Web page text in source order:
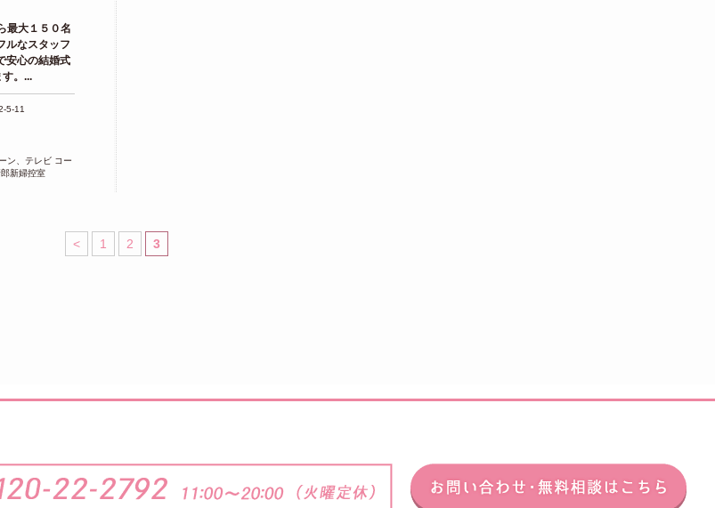
最大１５０名
ルなスタッフ
安心の結婚式
。...
5-11
ン、テレビ コー
新婦控室
< 1 2 3